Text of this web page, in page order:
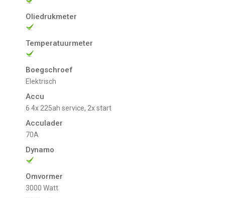
Oliedrukmeter
Temperatuurmeter
Boegschroef
Elektrisch
Accu
6 4x 225ah service, 2x start
Acculader
70A
Dynamo
Omvormer
3000 Watt